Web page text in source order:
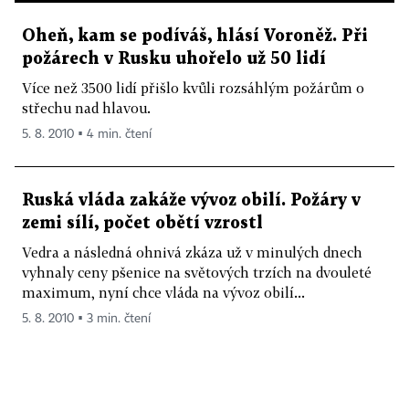
Oheň, kam se podíváš, hlásí Voroněž. Při
požárech v Rusku uhořelo už 50 lidí
Více než 3500 lidí přišlo kvůli rozsáhlým požárům o
střechu nad hlavou.
5. 8. 2010 ▪ 4 min. čtení
Ruská vláda zakáže vývoz obilí. Požáry v
zemi sílí, počet obětí vzrostl
Vedra a následná ohnivá zkáza už v minulých dnech
vyhnaly ceny pšenice na světových trzích na dvouleté
maximum, nyní chce vláda na vývoz obilí...
5. 8. 2010 ▪ 3 min. čtení